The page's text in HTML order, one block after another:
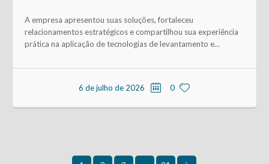
A empresa apresentou suas soluções, fortaleceu
relacionamentos estratégicos e compartilhou sua experiência
prática na aplicação de tecnologias de levantamento e...
6 de julho de 2026 0